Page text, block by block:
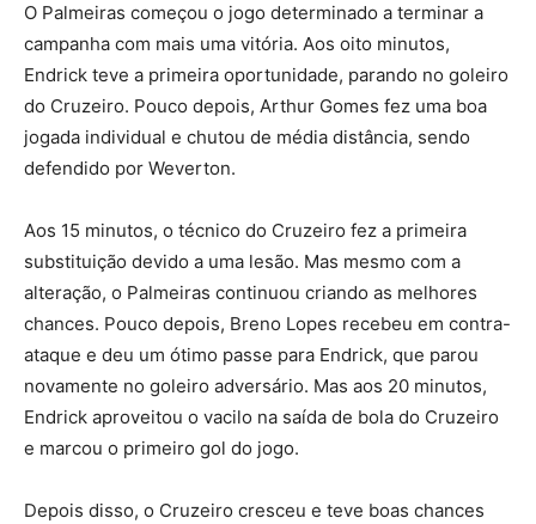
O Palmeiras começou o jogo determinado a terminar a
campanha com mais uma vitória. Aos oito minutos,
Endrick teve a primeira oportunidade, parando no goleiro
do Cruzeiro. Pouco depois, Arthur Gomes fez uma boa
jogada individual e chutou de média distância, sendo
defendido por Weverton.
Aos 15 minutos, o técnico do Cruzeiro fez a primeira
substituição devido a uma lesão. Mas mesmo com a
alteração, o Palmeiras continuou criando as melhores
chances. Pouco depois, Breno Lopes recebeu em contra-
ataque e deu um ótimo passe para Endrick, que parou
novamente no goleiro adversário. Mas aos 20 minutos,
Endrick aproveitou o vacilo na saída de bola do Cruzeiro
e marcou o primeiro gol do jogo.
Depois disso, o Cruzeiro cresceu e teve boas chances